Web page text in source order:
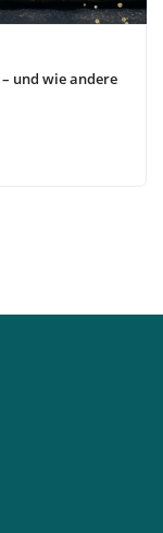
und wie andere